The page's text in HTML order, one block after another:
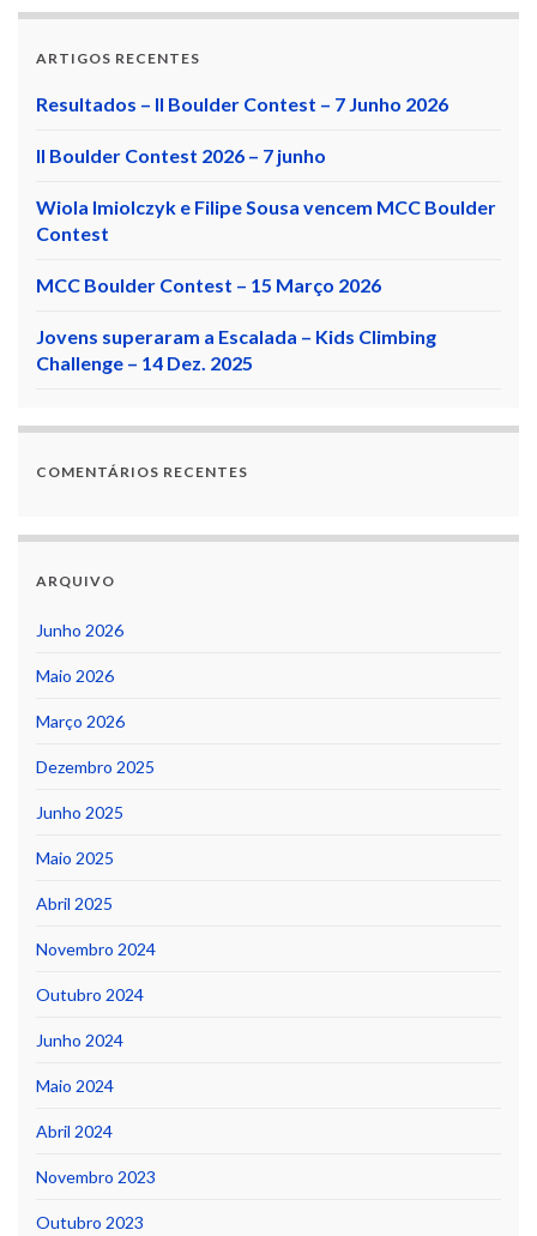
ARTIGOS RECENTES
Resultados – II Boulder Contest – 7 Junho 2026
II Boulder Contest 2026 – 7 junho
Wiola Imiolczyk e Filipe Sousa vencem MCC Boulder
Contest
MCC Boulder Contest – 15 Março 2026
Jovens superaram a Escalada – Kids Climbing
Challenge – 14 Dez. 2025
COMENTÁRIOS RECENTES
ARQUIVO
Junho 2026
Maio 2026
Março 2026
Dezembro 2025
Junho 2025
Maio 2025
Abril 2025
Novembro 2024
Outubro 2024
Junho 2024
Maio 2024
Abril 2024
Novembro 2023
Outubro 2023